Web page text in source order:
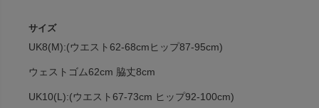
サイズ
UK8(M):(ウエスト62-68cmヒップ87-95cm)
ウェストゴム62cm 脇丈8cm
UK10(L):(ウエスト67-73cm ヒップ92-100cm)